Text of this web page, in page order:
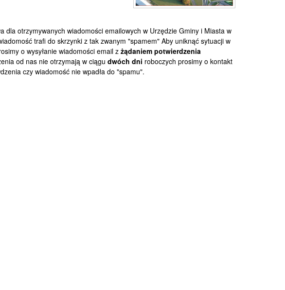
dla otrzymywanych wiadomości emailowych w Urzędzie Gminy i Miasta w
trafi do skrzynki z tak zwanym "spamem" Aby uniknąć sytuacji w
o wysyłanie wiadomości email zżądaniem potwierdzenia
od nas nie otrzymają w ciągu dwóch dni roboczych prosimy o kontakt
czy wiadomość nie wpadła do "spamu".